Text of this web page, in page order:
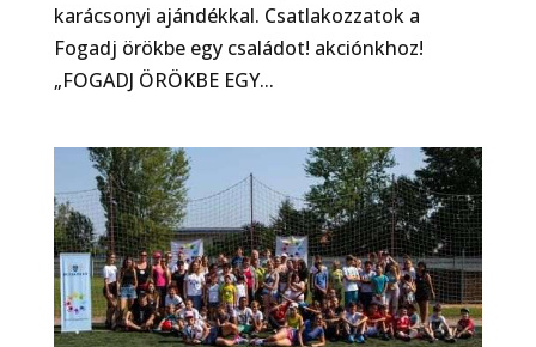
karácsonyi ajándékkal. Csatlakozzatok a
Fogadj örökbe egy családot! akciónkhoz!
„FOGADJ ÖRÖKBE EGY...